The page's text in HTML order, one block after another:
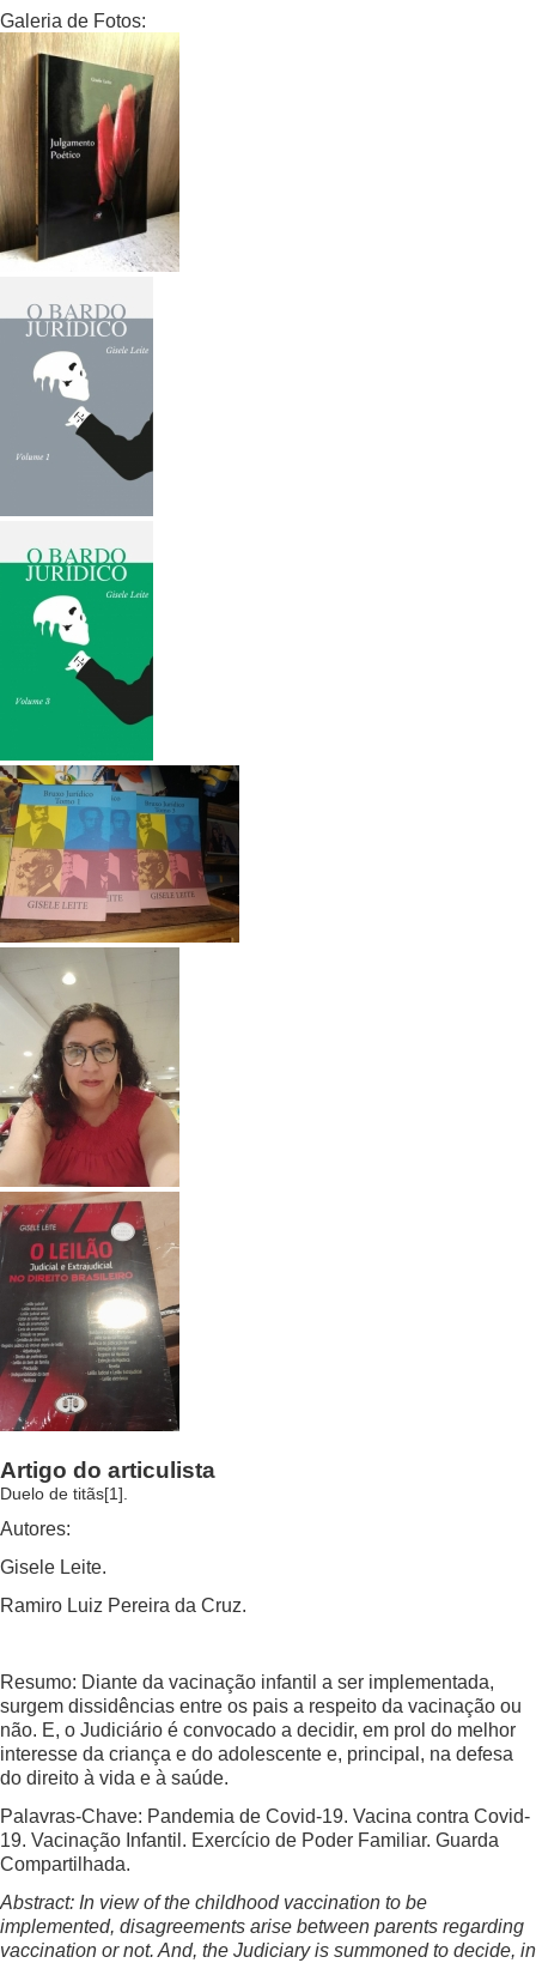
Galeria de Fotos:
Artigo do articulista
Duelo de titãs[1].
Autores:
Gisele Leite.
Ramiro Luiz Pereira da Cruz.
Resumo: Diante da vacinação infantil a ser implementada,
surgem dissidências entre os pais a respeito da vacinação ou
não. E, o Judiciário é convocado a decidir, em prol do melhor
interesse da criança e do adolescente e, principal, na defesa
do direito à vida e à saúde.
Palavras-Chave: Pandemia de Covid-19. Vacina contra Covid-
19. Vacinação Infantil. Exercício de Poder Familiar. Guarda
Compartilhada.
Abstract: In view of the childhood vaccination to be
implemented, disagreements arise between parents regarding
vaccination or not. And, the Judiciary is summoned to decide, in